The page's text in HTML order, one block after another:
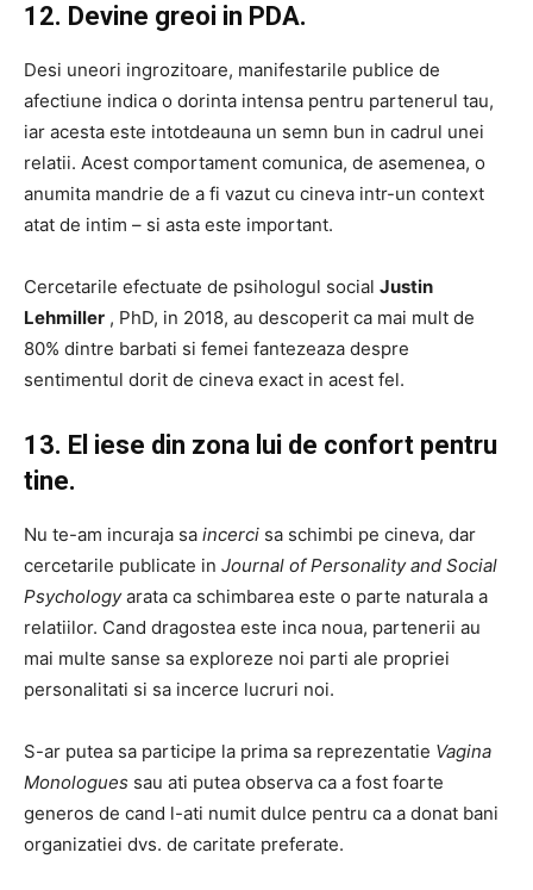
12. Devine greoi in PDA.
Desi uneori ingrozitoare, manifestarile publice de
afectiune indica o dorinta intensa pentru partenerul tau,
iar acesta este intotdeauna un semn bun in cadrul unei
relatii. Acest comportament comunica, de asemenea, o
anumita mandrie de a fi vazut cu cineva intr-un context
atat de intim – si asta este important.
Cercetarile efectuate de psihologul social Justin
Lehmiller , PhD, in 2018, au descoperit ca mai mult de
80% dintre barbati si femei fantezeaza despre
sentimentul dorit de cineva exact in acest fel.
13. El iese din zona lui de confort pentru
tine.
Nu te-am incuraja sa incerci sa schimbi pe cineva, dar
cercetarile publicate in Journal of Personality and Social
Psychologyarata ca schimbarea este o parte naturala a
relatiilor. Cand dragostea este inca noua, partenerii au
mai multe sanse sa exploreze noi parti ale propriei
personalitati si sa incerce lucruri noi.
S-ar putea sa participe la prima sa reprezentatie Vagina
Monologues sau ati putea observa ca a fost foarte
generos de cand l-ati numit dulce pentru ca a donat bani
organizatiei dvs. de caritate preferate.